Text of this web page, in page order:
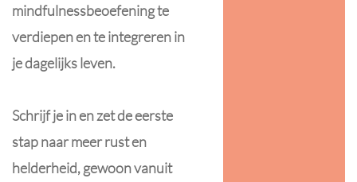
mindfulnessbeoefening te
verdiepen en te integreren in
je dagelijks leven.
Schrijf je in en zet de eerste
stap naar meer rust en
helderheid, gewoon vanuit